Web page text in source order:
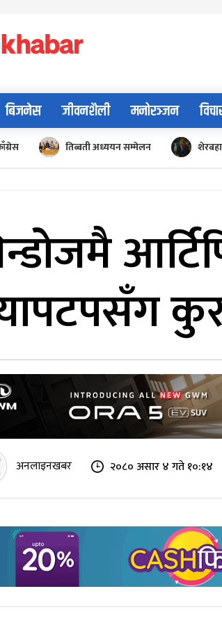
बिजनेस जीवनशैली मनोरञ्जन
तिब्बती अध्ययन सम्मेलन
अनलाइनखबर २०८० असार ४ गते १०:१४